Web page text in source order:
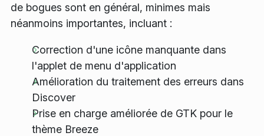
de bogues sont en général, minimes mais
néanmoins importantes, incluant :
Correction d'une icône manquante dans
l'applet de menu d'application
Amélioration du traitement des erreurs dans
Discover
Prise en charge améliorée de GTK pour le
thème Breeze